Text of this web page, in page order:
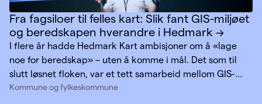
Fra fagsiloer til felles kart: Slik fant GIS-miljøet
og beredskapen hverandre i Hedmark
I flere år hadde Hedmark Kart ambisjoner om å «lage
noe for beredskap» – uten å komme i mål. Det som til
slutt løsnet floken, var et tett samarbeid mellom GIS-
miljøet, en beredskapskoordinator og Geodata.
Kommune og fylkeskommune